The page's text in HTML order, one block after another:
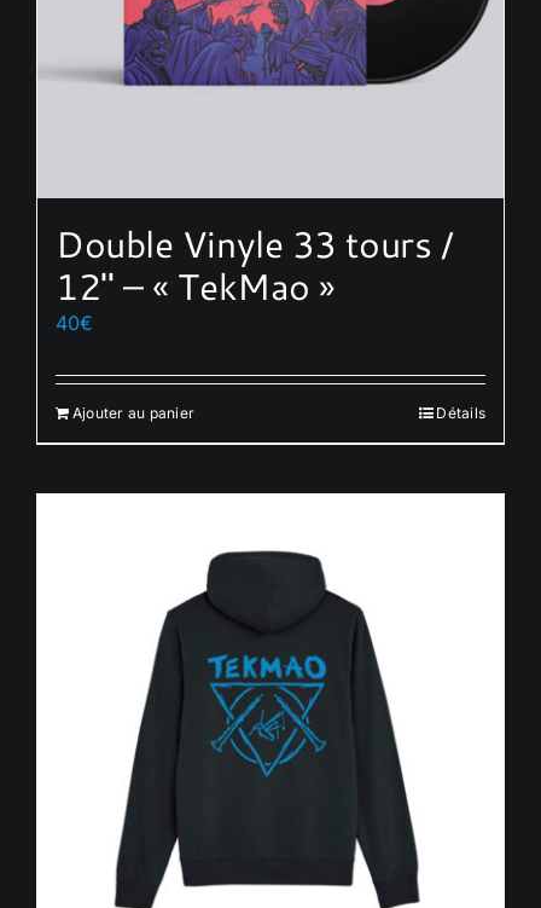
la
page
du
Double Vinyle 33 tours /
12″ – « TekMao »
40€
Ajouter au panier Détails